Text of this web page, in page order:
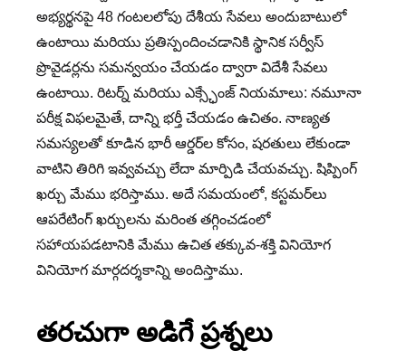
అభ్యర్థనపై 48 గంటలలోపు దేశీయ సేవలు అందుబాటులో
ఉంటాయి మరియు ప్రతిస్పందించడానికి స్థానిక సర్వీస్
ప్రొవైడర్లను సమన్వయం చేయడం ద్వారా విదేశీ సేవలు
ఉంటాయి. రిటర్న్ మరియు ఎక్స్ఛేంజ్ నియమాలు: నమూనా
పరీక్ష విఫలమైతే, దాన్ని భర్తీ చేయడం ఉచితం. నాణ్యత
సమస్యలతో కూడిన భారీ ఆర్డర్‌ల కోసం, షరతులు లేకుండా
వాటిని తిరిగి ఇవ్వవచ్చు లేదా మార్పిడి చేయవచ్చు. షిప్పింగ్
ఖర్చు మేము భరిస్తాము. అదే సమయంలో, కస్టమర్‌లు
ఆపరేటింగ్ ఖర్చులను మరింత తగ్గించడంలో
సహాయపడటానికి మేము ఉచిత తక్కువ-శక్తి వినియోగ
వినియోగ మార్గదర్శకాన్ని అందిస్తాము.
తరచుగా అడిగే ప్రశ్నలు